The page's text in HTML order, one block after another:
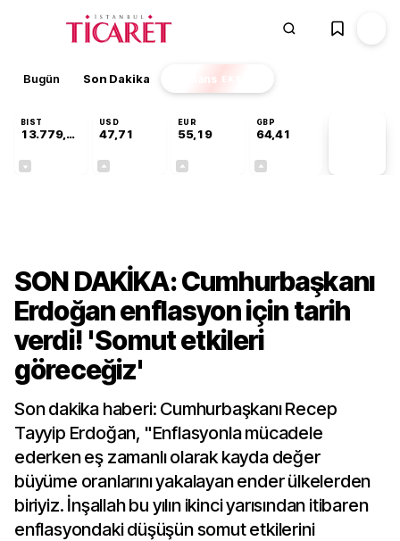
Bugün Son Dakika Finans EKSTRA
BIST
13.779,39
USD
47,71
EUR
55,19
GBP
64,41
SON DAKİKA: Cumhurbaşkanı
Erdoğan enflasyon için tarih
verdi! 'Somut etkileri
göreceğiz'
Son dakika haberi: Cumhurbaşkanı Recep
Tayyip Erdoğan, "Enflasyonla mücadele
ederken eş zamanlı olarak kayda değer
büyüme oranlarını yakalayan ender ülkelerden
biriyiz. İnşallah bu yılın ikinci yarısından itibaren
enflasyondaki düşüşün somut etkilerini